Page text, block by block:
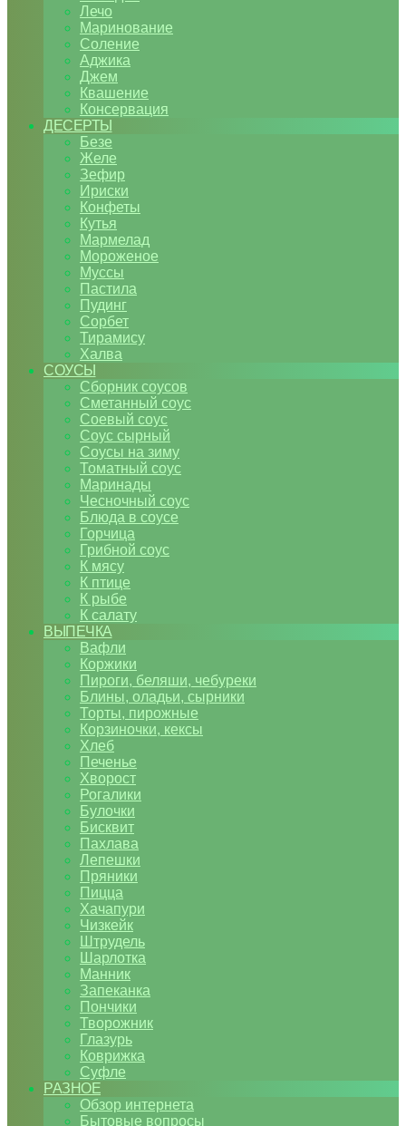
Лечо
Маринование
Соление
Аджика
Джем
Квашение
Консервация
ДЕСЕРТЫ
Безе
Желе
Зефир
Ириски
Конфеты
Кутья
Мармелад
Мороженое
Муссы
Пастила
Пудинг
Сорбет
Тирамису
Халва
СОУСЫ
Сборник соусов
Сметанный соус
Соевый соус
Соус сырный
Соусы на зиму
Томатный соус
Маринады
Чесночный соус
Блюда в соусе
Горчица
Грибной соус
К мясу
К птице
К рыбе
К салату
ВЫПЕЧКА
Вафли
Коржики
Пироги, беляши, чебуреки
Блины, оладьи, сырники
Торты, пирожные
Корзиночки, кексы
Хлеб
Печенье
Хворост
Рогалики
Булочки
Бисквит
Пахлава
Лепешки
Пряники
Пицца
Хачапури
Чизкейк
Штрудель
Шарлотка
Манник
Запеканка
Пончики
Творожник
Глазурь
Коврижка
Суфле
РАЗНОЕ
Обзор интернета
Бытовые вопросы